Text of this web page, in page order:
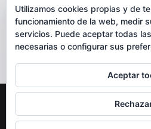
en
Aviso Legal y Política de
Política de
Utilizamos cookies propias y de
funcionamiento de la web, medir
servicios. Puede aceptar todas
necesarias o configurar sus
Aceptar